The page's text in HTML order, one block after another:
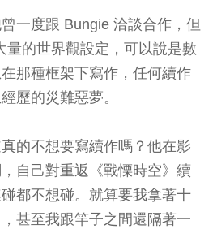
一度跟 Bungie 洽談合作，但
量的世界觀設定，可以說是數
那種框架下寫作，任何續作
歷的災難惡夢。
的不想要寫續作嗎？他在影
自己對重返《戰慄時空》續
都不想碰。就算要我拿著十
甚至我跟竿子之間還隔著一